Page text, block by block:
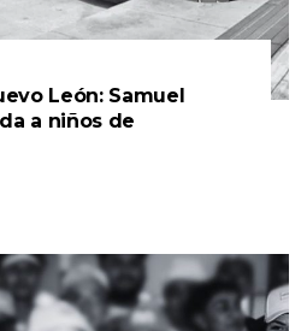
León: Samuel
a niños de